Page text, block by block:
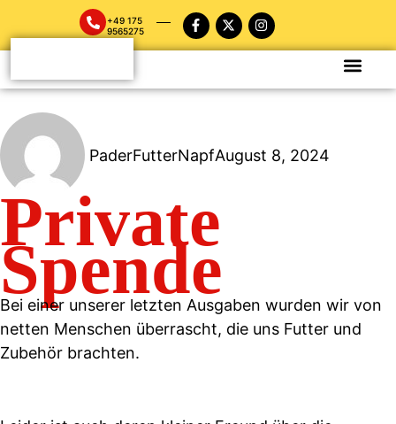
+49 175
9565275
PaderFutterNapfAugust 8, 2024
Private
Spende
Bei einer unserer letzten Ausgaben wurden wir von
netten Menschen überrascht, die uns Futter und
Zubehör brachten.